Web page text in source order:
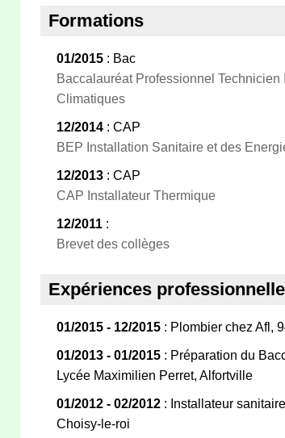
Formations
01/2015 : Bac
Baccalauréat Professionnel
Climatiques
12/2014 : CAP
BEP Installation Sanitaire et des
12/2013 : CAP
CAP Installateur Thermique
12/2011 :
Brevet des collèges
Expériences
01/2015 - 12/2015 : Plombier chez Afl,
01/2013 - 01/2015 : Préparation du
Lycée Maximilien Perret, Alfortville
01/2012 - 02/2012 : Installateur
Choisy-le-roi